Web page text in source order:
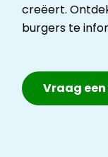
creëert.
burgers te
Vraag